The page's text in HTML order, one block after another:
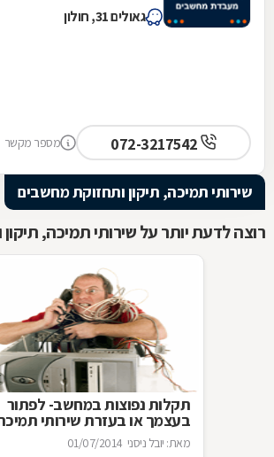
גאולים 31, חולון
מספר מקשר
שירותי תמיכה, תיקון ותחזוקת מחשבים
תקלות נפוצות במחשב- לפתור
בעצמך או בעזרת שירותי
מאת: יובל ניסני 01/07/2014